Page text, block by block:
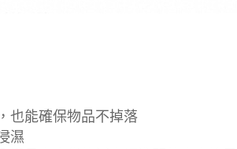
也能確保物品不掉落
濕